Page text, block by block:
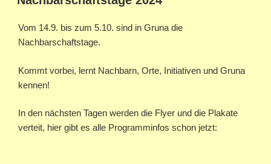
Vom 14.9. bis zum 5.10. sind in Gruna die
Nachbarschaftstage.
Kommt vorbei, lernt Nachbarn, Orte, Initiativen und Gruna
kennen!
In den nächsten Tagen werden die Flyer und die Plakate
verteit, hier gibt es alle Programminfos schon jetzt: